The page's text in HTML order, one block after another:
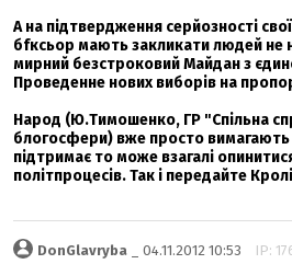
А на підтвердження серйозності
бfксьор мають закликати людей не
мирний безстроковий Майдан з
Проведенне нових виборів на
Народ (Ю.Тимошенко, ГР "Спільна
блогосфери) вже просто
підтримає то може взагалі
політпроцесів. Так і передайте
DonGlavryba _ 04.11.2012 10:53 IP: